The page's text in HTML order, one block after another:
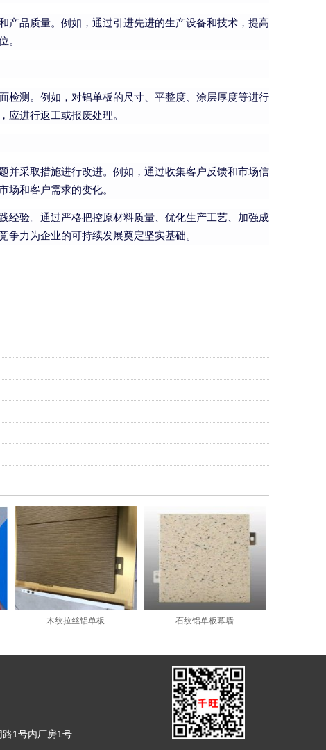
产品质量。例如，通过引进先进的生产设备和技术，提高
。
检测。例如，对铝单板的尺寸、平整度、涂层厚度等进行
进行返工或报废处理。
并采取措施进行改进。例如，通过收集客户反馈和市场信
和客户需求的变化。
经验。通过严格把控原材料质量、优化生产工艺、加强成
力为企业的可持续发展奠定坚实基础。
木纹拉丝铝单板 石纹铝单板幕墙
1号内厂房1号